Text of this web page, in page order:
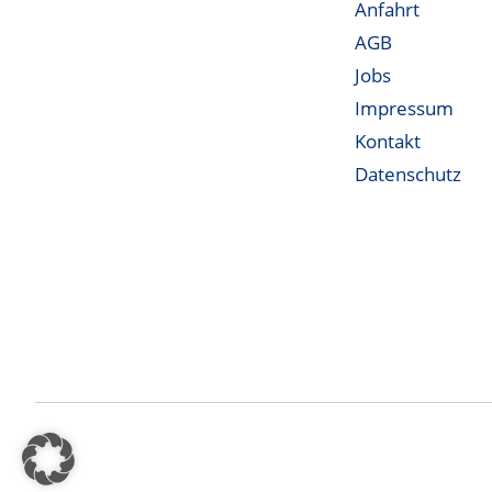
Anfahrt
AGB
Jobs
Impressum
Kontakt
Datenschutz